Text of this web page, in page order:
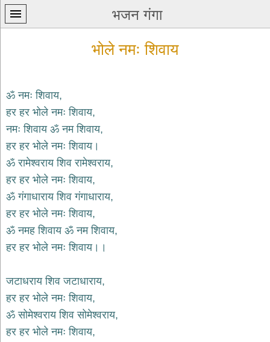
भजन गंगा
प्रथम
पन्ना
कृष्ण
भजन
krishna
bhajans
शिव
भजन
bhajans
भजन
hanuman
bhajans
साईं
भजन
भोले नमः शिवाय
ॐ नमः शिवाय,
हर हर भोले नमः शिवाय,
नमः शिवाय ॐ नम शिवाय,
हर हर भोले नमः शिवाय।
ॐ रामेश्वराय शिव रामेश्वराय,
हर हर भोले नमः शिवाय,
ॐ गंगाधाराय शिव गंगाधाराय,
हर हर भोले नमः शिवाय,
ॐ नमह शिवाय ॐ नम शिवाय,
हर हर भोले नमः शिवाय।।
जटाधराय शिव जटाधाराय,
हर हर भोले नमः शिवाय,
ॐ सोमेश्वराय शिव सोमेश्वराय,
हर हर भोले नमः शिवाय,